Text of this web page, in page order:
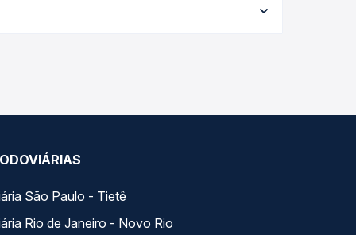
garante a melhor oferta para o seu roteiro.
São Paulo - Tietê
Rio de Janeiro - Novo Rio